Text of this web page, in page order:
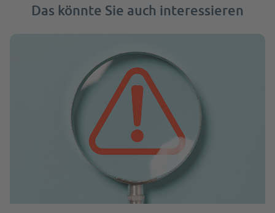
Das könnte Sie auch interessieren